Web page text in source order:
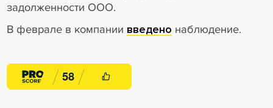
задолженности ООО.
В феврале в компании введено наблюдение.
58